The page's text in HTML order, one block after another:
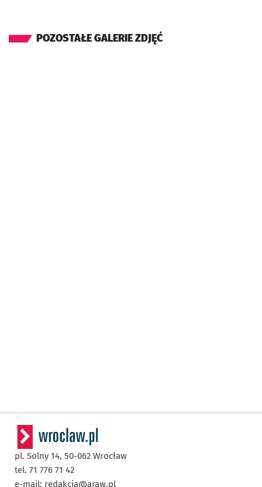
POZOSTAŁE GALERIE ZDJĘĆ
pl. Solny 14, 50-062 Wrocław
tel. 71 776 71 42
e-mail: redakcja@araw.pl